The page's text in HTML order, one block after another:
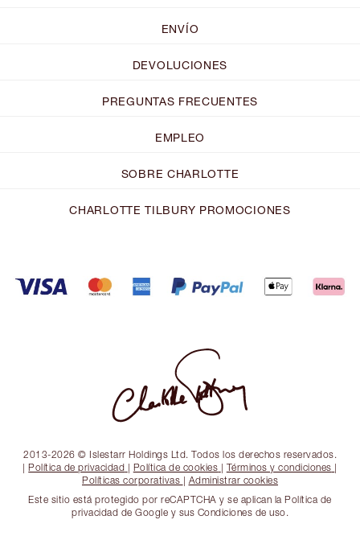
ENVÍO
DEVOLUCIONES
PREGUNTAS FRECUENTES
EMPLEO
SOBRE CHARLOTTE
CHARLOTTE TILBURY PROMOCIONES
2013-2026 © Islestarr Holdings Ltd. Todos los derechos reservados.
| Política de privacidad | Política de cookies | Términos y condiciones |
Políticas corporativas | Administrar cookies
Este sitio está protegido por reCAPTCHA y se aplican la Política de
privacidad de Google y sus Condiciones de uso.